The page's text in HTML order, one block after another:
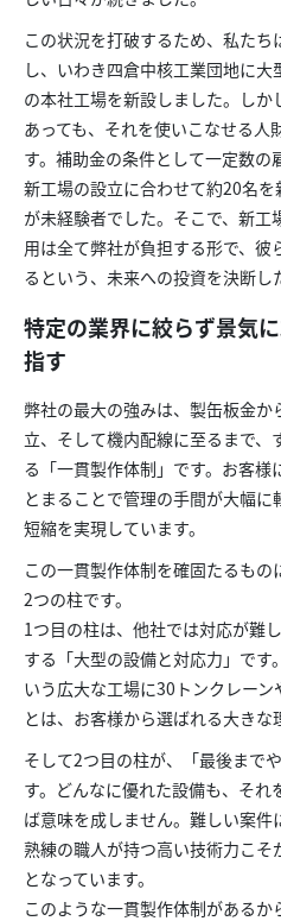
この状況を打破するため、私た
し、いわき四倉中核工業団地に
の本社工場を新設しました。し
あっても、それを使いこなせる人
す。補助金の条件として一定数の
新工場の設立に合わせて約20名
が未経験者でした。そこで、新
用は全て弊社が負担する形で、
るという、未来への投資を決断し
特定の業界に絞らず景気
指す
弊社の最大の強みは、製缶板金
立、そして機内配線に至るまで、
る「一貫製作体制」です。お客様
とまることで管理の手間が大幅
短縮を実現しています。
この一貫製作体制を確固たるも
2つの柱です。
1つ目の柱は、他社では対応が難
する「大型の設備と対応力」で
いう広大な工場に30トンクレー
とは、お客様から選ばれる大きな
そして2つ目の柱が、「最後まで
す。どんなに優れた設備も、そ
ば意味を成しません。難しい案件
熟練の職人が持つ高い技術力こ
となっています。
このような一貫製作体制がある